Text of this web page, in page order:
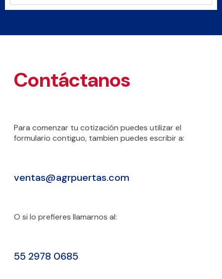
Contáctanos
Para comenzar tu cotización puedes utilizar el
formulario contiguo, tambien puedes escribir a:
ventas@agrpuertas.com
O si lo prefieres llamarnos al:
55 2978 0685